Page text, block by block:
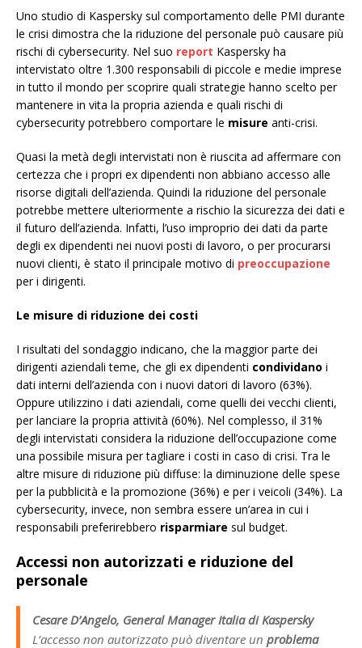
Uno studio di Kaspersky sul comportamento delle PMI durante
le crisi dimostra che la riduzione del personale può causare più
rischi di cybersecurity. Nel suo report Kaspersky ha
intervistato oltre 1.300 responsabili di piccole e medie imprese
in tutto il mondo per scoprire quali strategie hanno scelto per
mantenere in vita la propria azienda e quali rischi di
cybersecurity potrebbero comportare le misure anti-crisi.
Quasi la metà degli intervistati non è riuscita ad affermare con
certezza che i propri ex dipendenti non abbiano accesso alle
risorse digitali dell’azienda. Quindi la riduzione del personale
potrebbe mettere ulteriormente a rischio la sicurezza dei dati e
il futuro dell’azienda. Infatti, l’uso improprio dei dati da parte
degli ex dipendenti nei nuovi posti di lavoro, o per procurarsi
nuovi clienti, è stato il principale motivo di preoccupazione
per i dirigenti.
Le misure di riduzione dei costi
I risultati del sondaggio indicano, che la maggior parte dei
dirigenti aziendali teme, che gli ex dipendenti condividano i
dati interni dell’azienda con i nuovi datori di lavoro (63%).
Oppure utilizzino i dati aziendali, come quelli dei vecchi clienti,
per lanciare la propria attività (60%). Nel complesso, il 31%
degli intervistati considera la riduzione dell’occupazione come
una possibile misura per tagliare i costi in caso di crisi. Tra le
altre misure di riduzione più diffuse: la diminuzione delle spese
per la pubblicità e la promozione (36%) e per i veicoli (34%). La
cybersecurity, invece, non sembra essere un’area in cui i
responsabili preferirebbero risparmiare sul budget.
Accessi non autorizzati e riduzione del
personale
Cesare D’Angelo, General Manager Italia di Kaspersky
L’accesso non autorizzato può diventare un problema